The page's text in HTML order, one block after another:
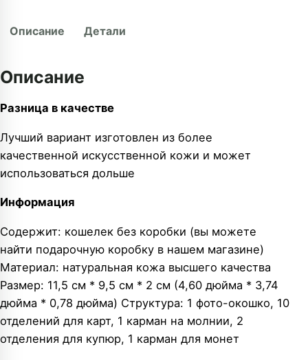
Описание Детали
Описание
Разница в качестве
Лучший вариант изготовлен из более
качественной искусственной кожи и может
использоваться дольше
Информация
Содержит: кошелек без коробки (вы можете
найти подарочную коробку в нашем магазине)
Материал: натуральная кожа высшего качества
Размер: 11,5 см * 9,5 см * 2 см (4,60 дюйма * 3,74
дюйма * 0,78 дюйма) Структура: 1 фото-окошко, 10
отделений для карт, 1 карман на молнии, 2
отделения для купюр, 1 карман для монет